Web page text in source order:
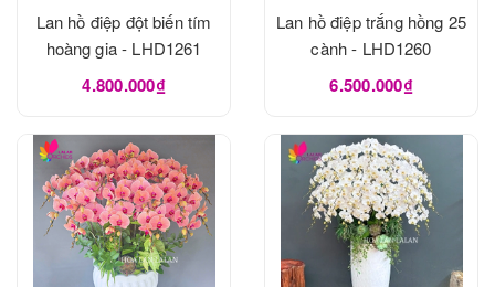
Lan hồ điệp đột biến tím
hoàng gia - LHD1261
4.800.000₫
Lan hồ điệp trắng hồng 25
cành - LHD1260
6.500.000₫